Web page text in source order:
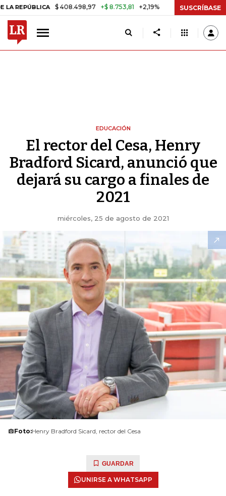
$ 408.498,97 +$ 8.753,81 +2,19% TASA DE USURASUSCRÍBASE
EDUCACIÓN
El rector del Cesa, Henry
Bradford Sicard, anunció que
dejará su cargo a finales de
2021
miércoles, 25 de agosto de 2021
Foto:Henry Bradford Sicard, rector del Cesa
GUARDAR
UNIRSE A WHATSAPP